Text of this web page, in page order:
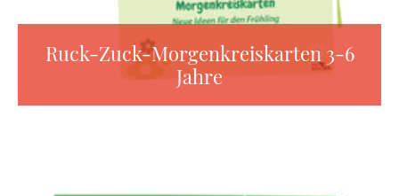
Ruck-Zuck-Morgenkreiskarten 3-6
Jahre